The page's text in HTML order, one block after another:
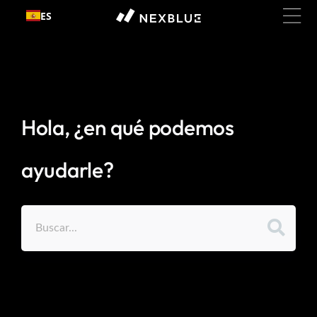
Ir al
contenido
ES
Hola, ¿en qué podemos
ayudarle?